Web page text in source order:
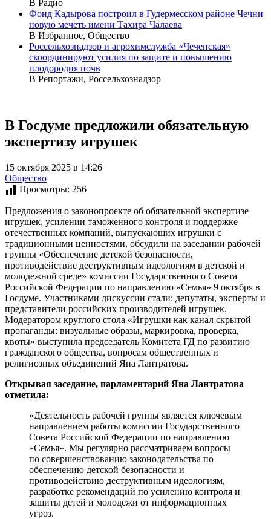
В Радио
Фонд Кадырова построил в Гудермесском районе Чечни
новую мечеть имени Тахира Чалаева
В Избранное, Общество
Россельхознадзор и агрохимслужба «Чеченская»
скоординируют усилия по защите и повышению
плодородия почв
В Репортажи, Россельхознадзор
В Госдуме предложили обязательную
экспертизу игрушек
15 октября 2025 в 14:26
Общество
Просмотры: 256
Предложения о законопроекте об обязательной экспертизе
игрушек, усилении таможенного контроля и поддержке
отечественных компаний, выпускающих игрушки с
традиционными ценностями, обсудили на заседании рабочей
группы «Обеспечение детской безопасности,
противодействие деструктивным идеологиям в детской и
молодежной среде» комиссии Государственного Совета
Российской Федерации по направлению «Семья» 9 октября в
Госдуме. Участниками дискуссии стали: депутаты, эксперты и
представители российских производителей игрушек.
Модератором круглого стола «Игрушки как канал скрытой
пропаганды: визуальные образы, маркировка, проверка,
квоты» выступила председатель Комитета ГД по развитию
гражданского общества, вопросам общественных и
религиозных объединений Яна Лантратова.
Открывая заседание, парламентарий Яна Лантратова
отметила:
«Деятельность рабочей группы является ключевым
направлением работы комиссии Государственного
Совета Российской Федерации по направлению
«Семья». Мы регулярно рассматриваем вопросы
по совершенствованию законодательства по
обеспечению детской безопасности и
противодействию деструктивным идеологиям,
разработке рекомендаций по усилению контроля и
защиты детей и молодежи от информационных
угроз.